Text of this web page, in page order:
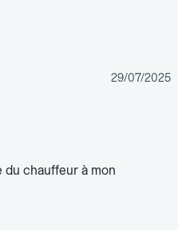
29/07/2025
du chauffeur à mon